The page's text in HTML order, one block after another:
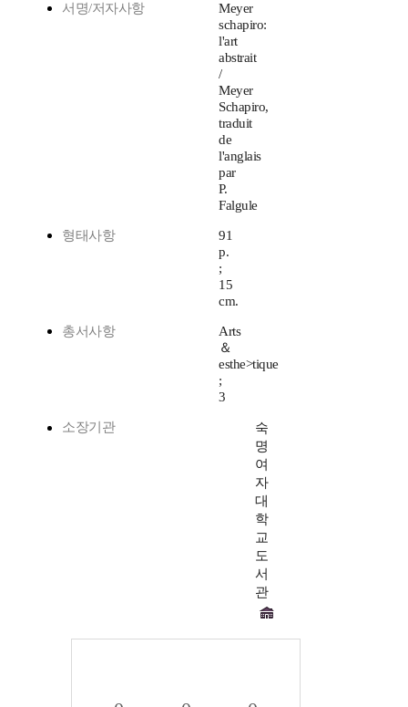
서명/저자사항
Meyer
schapiro:
l'art
abstrait
/
Meyer
Schapiro,
traduit
de
l'anglais
par
P.
Falgule
형태사항
91
p.
;
15
cm.
총서사항
Arts
＆
esthe>tique
;
3
소장기관
숙
명
여
자
대
학
교
도
서
관